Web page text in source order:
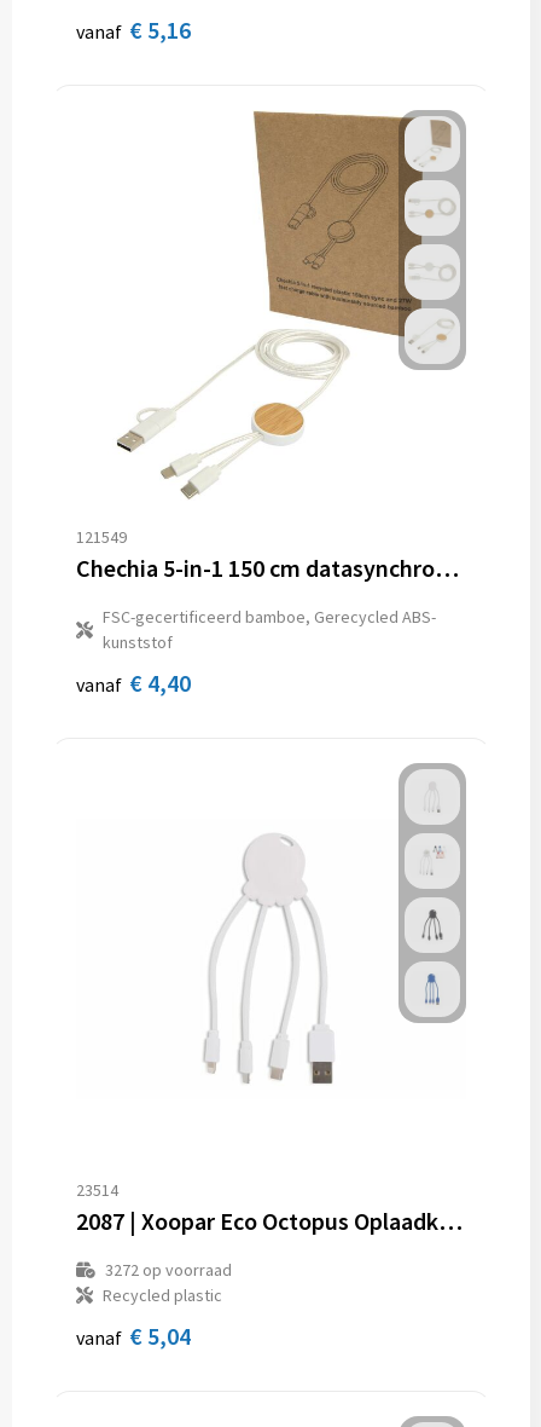
vanaf € 5,16
121549
Chechia 5-in-1 150 cm datasynchronisatie- en 27 W snellaadkabel van gerecycled plastic met bamboe details
FSC-gecertificeerd bamboe, Gerecycled ABS-
kunststof
vanaf € 4,40
23514
2087 | Xoopar Eco Octopus Oplaadkabel
3272op voorraad
Recycled plastic
vanaf € 5,04